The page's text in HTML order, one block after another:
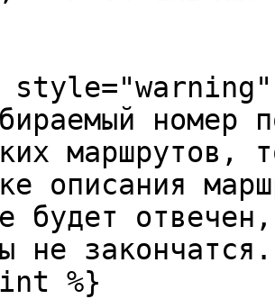
style="warning"
номер
маршрутов,
описания
будет
не закончатся.
%}